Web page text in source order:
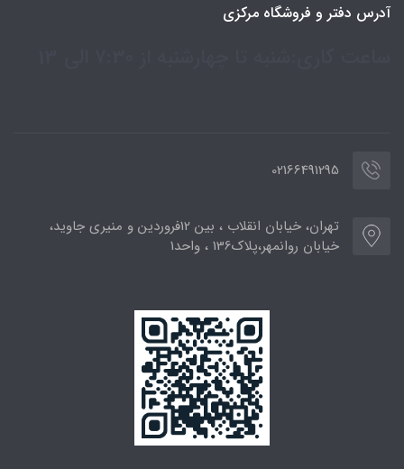
آدرس دفتر و فروشگاه مرکزی
02166491295
تهران، خیابان انقلاب ، بین 12فروردین و منیری جاوید،
خیابان روانمهر،پلاک136 ، واحد1